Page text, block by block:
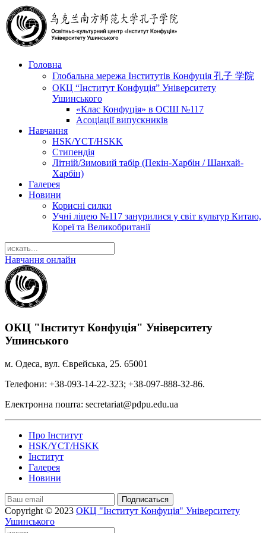
Головна
Глобальна мережа Інститутів Конфуція 孔子 学院
ОКЦ “Інститут Конфуція” Університету
Ушинського
«Клас Конфуція» в ОСШ №117
Асоціації випускників
Навчання
HSK/YCT/HSKK
Стипендія
Літній/Зимовий табір (Пекін-Харбін / Шанхай-
Харбін)
Галерея
Новини
Корисні силки
Учні ліцею №117 занурилися у світ культур Китаю,
Кореї та Великобританії
Навчання онлайн
ОКЦ "Інститут Конфуція" Університету
Ушинського
м. Одеса, вул. Єврейська, 25. 65001
Телефони: +38-093-14-22-323; +38-097-888-32-86.
Електронна пошта: secretariat@pdpu.edu.ua
Про Інститут
HSK/YCT/HSKK
Інститут
Галерея
Новини
Подписаться
Copyright © 2023 ОКЦ "Інститут Конфуція" Університету
Ушинського